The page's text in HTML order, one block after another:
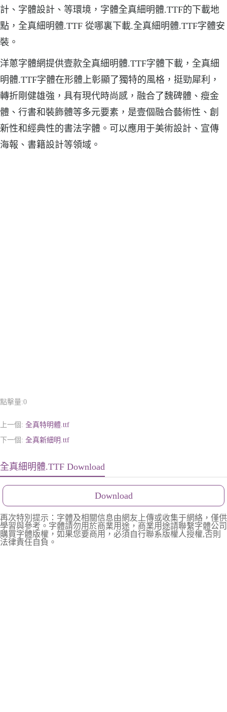
計、字體設計、等環境，字體全真細明體.TTF的下載地
點，全真細明體.TTF 從哪裏下載.全真細明體.TTF字體安
裝。
洋蔥字體網提供壹款全真細明體.TTF字體下載，全真細
明體.TTF字體在形體上彰顯了獨特的風格，挺勁犀利，
轉折剛健雄強，具有現代時尚感，融合了魏碑體、瘦金
體、行書和裝飾體等多元要素，是壹個融合藝術性、創
新性和經典性的書法字體。可以應用于美術設計、宣傳
海報、書籍設計等領域。
點擊量:0
上一個: 全真特明體.ttf
下一個: 全真新細明.ttf
全真細明體.TTF Download
Download
再次特別提示：字體及相關信息由網友上傳或收集于網絡，僅供
學習與參考。字體請勿用於商業用途，商業用途請聯繫字體公司
購買字體版權，如果您要商用，必須自行聯系版權人授權,否則
法律責任自負。